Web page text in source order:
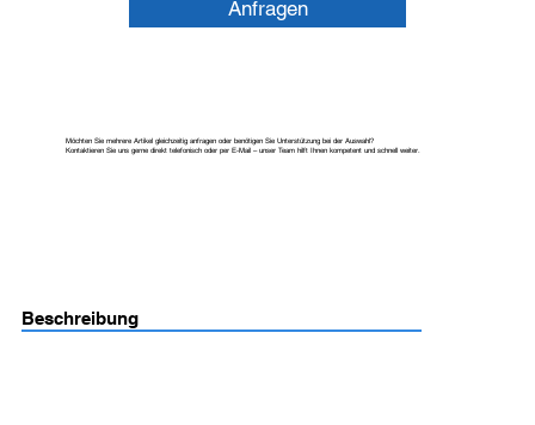
Anfragen
Möchten Sie mehrere Artikel gleichzeitig anfragen oder benötigen Sie Unterstützung bei der Auswahl?
Kontaktieren Sie uns gerne direkt telefonisch oder per E-Mail – unser Team hilft Ihnen kompetent und schnell weiter.
Beschreibung